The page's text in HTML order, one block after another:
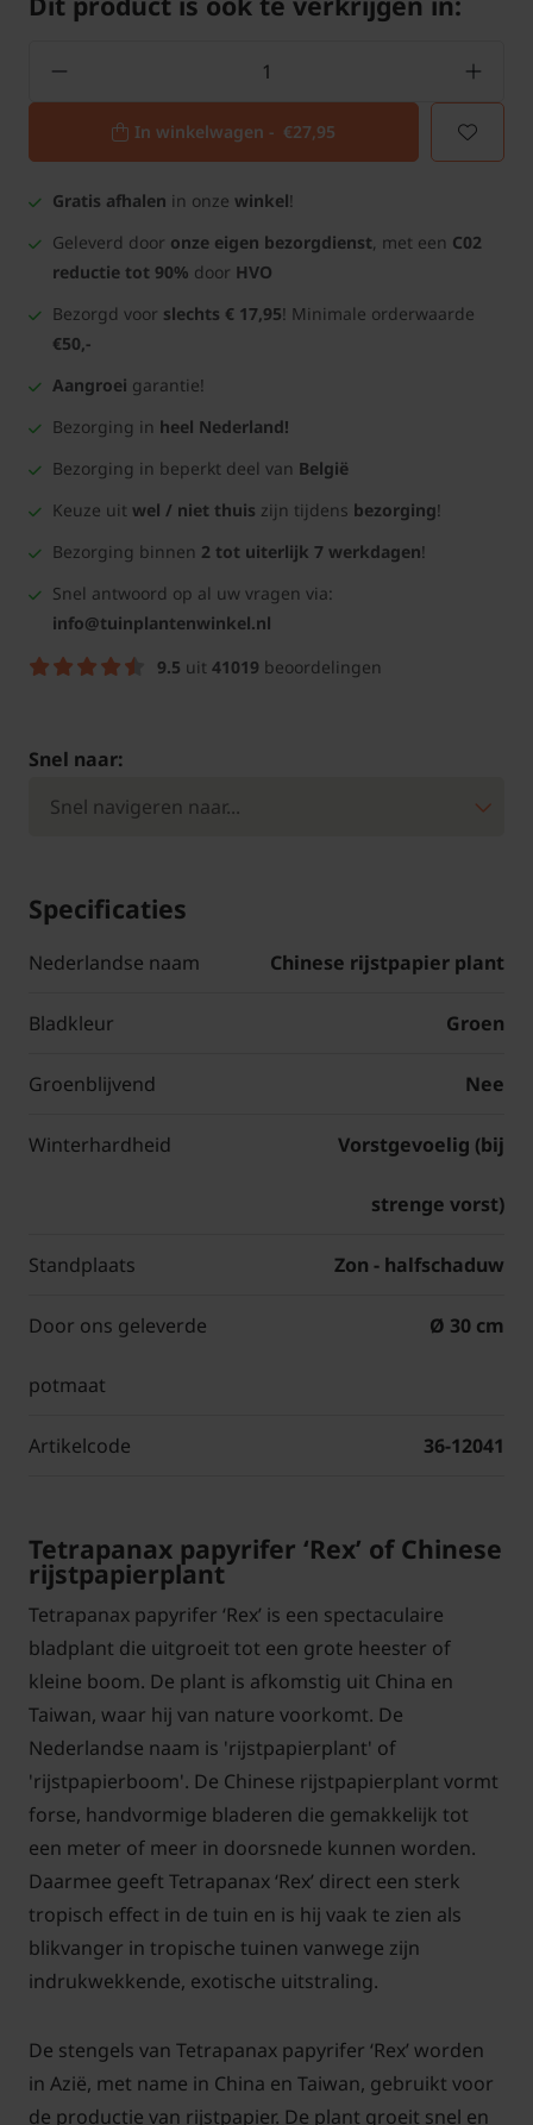
In winkelwagen - €27,95
Gratis afhalen in onze winkel!
Geleverd door onze eigen bezorgdienst, met een C02
reductie tot 90% door HVO
Bezorgd voor slechts € 17,95! Minimale orderwaarde
€50,-
Aangroei garantie!
Bezorging in heel Nederland!
Bezorging in beperkt deel van België
Keuze uit wel / niet thuis zijn tijdens bezorging!
Bezorging binnen 2 tot uiterlijk 7 werkdagen!
Snel antwoord op al uw vragen via:
info@tuinplantenwinkel.nl
9.5 uit 41019 beoordelingen
Snel naar:
Specificaties
Nederlandse naam Chinese rijstpapier plant
Bladkleur Groen
Groenblijvend Nee
Winterhardheid Vorstgevoelig (bij
strenge vorst)
Standplaats Zon - halfschaduw
Door ons geleverde
potmaat
Ø 30 cm
Artikelcode 36-12041
Tetrapanax papyrifer ‘Rex’ of Chinese
rijstpapierplant
Tetrapanax papyrifer ‘Rex’ is een spectaculaire
bladplant die uitgroeit tot een grote heester of
kleine boom. De plant is afkomstig uit China en
Taiwan, waar hij van nature voorkomt. De
Nederlandse naam is 'rijstpapierplant' of
'rijstpapierboom'. De Chinese rijstpapierplant vormt
forse, handvormige bladeren die gemakkelijk tot
een meter of meer in doorsnede kunnen worden.
Daarmee geeft Tetrapanax ‘Rex’ direct een sterk
tropisch effect in de tuin en is hij vaak te zien als
blikvanger in tropische tuinen vanwege zijn
indrukwekkende, exotische uitstraling.
De stengels van Tetrapanax papyrifer ‘Rex’ worden
in Azië, met name in China en Taiwan, gebruikt voor
de productie van rijstpapier. De plant groeit snel en